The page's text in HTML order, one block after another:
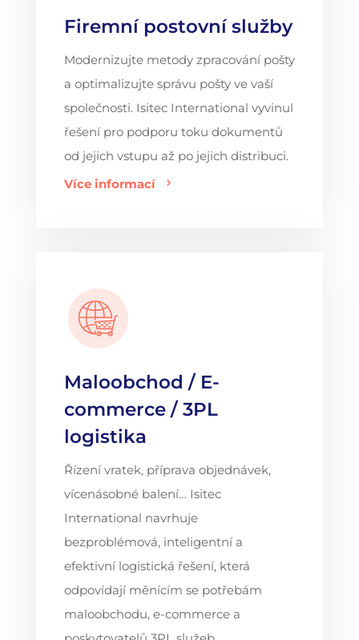
Firemní postovní služby
Modernizujte metody zpracování pošty
a optimalizujte správu pošty ve vaší
společnosti. Isitec International vyvinul
řešení pro podporu toku dokumentů
od jejich vstupu až po jejich distribuci.
Více informací
Maloobchod / E-
commerce / 3PL
logistika
Řízení vratek, příprava objednávek,
vícenásobné balení… Isitec
International navrhuje
bezproblémová, inteligentní a
efektivní logistická řešení, která
odpovídají měnícím se potřebám
maloobchodu, e-commerce a